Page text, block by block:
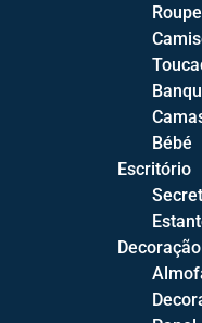
INFORMAÇÃO
A cadeira Setlla
com costas altas
conferem elegância
Dispõe de várias
Cadeira Stella:
Cadeira:
Bébé
Escritório
Decoração